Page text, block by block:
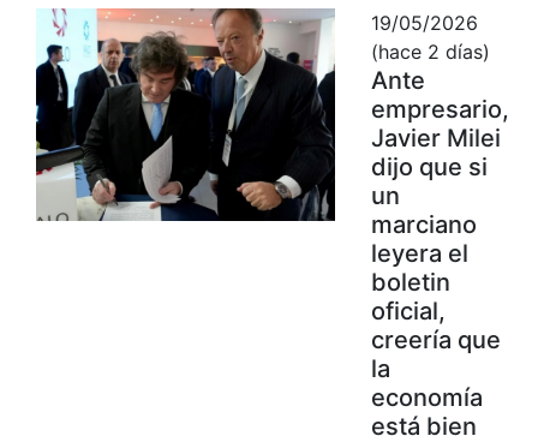
19/05/2026
(hace 2 días)
Ante
empresario,
Javier Milei
dijo que si
un
marciano
leyera el
boletin
oficial,
creería que
la
economía
está bien